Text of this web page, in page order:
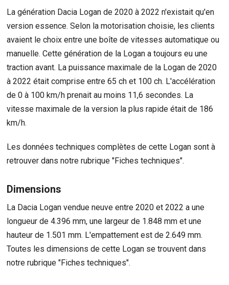
La génération Dacia Logan de 2020 à 2022 n'existait qu'en
version essence. Selon la motorisation choisie, les clients
avaient le choix entre une boîte de vitesses automatique ou
manuelle. Cette génération de la Logan a toujours eu une
traction avant. La puissance maximale de la Logan de 2020
à 2022 était comprise entre 65 ch et 100 ch. L'accélération
de 0 à 100 km/h prenait au moins 11,6 secondes. La
vitesse maximale de la version la plus rapide était de 186
km/h.
Les données techniques complètes de cette Logan sont à
retrouver dans notre rubrique "Fiches techniques".
Dimensions
La Dacia Logan vendue neuve entre 2020 et 2022 a une
longueur de 4.396 mm, une largeur de 1.848 mm et une
hauteur de 1.501 mm. L'empattement est de 2.649 mm.
Toutes les dimensions de cette Logan se trouvent dans
notre rubrique "Fiches techniques".